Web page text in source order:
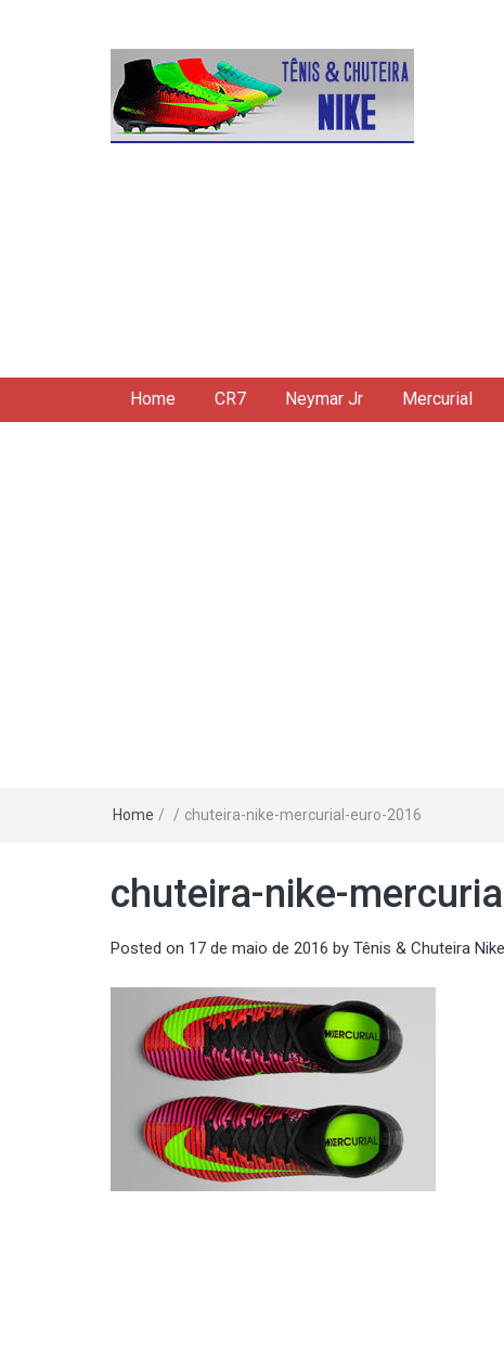
Home CR7 Neymar Jr Mercurial
Home / / chuteira-nike-mercurial-euro-2016
chuteira-nike-
Posted on 17 de maio de 2016 by Tênis & Chuteira Nike